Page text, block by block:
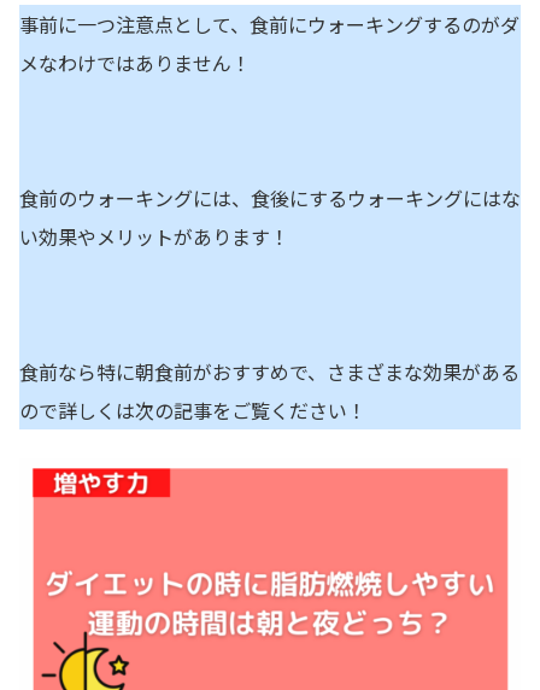
事前に一つ注意点として、食前にウォーキングするのがダ
メなわけではありません！
食前のウォーキングには、食後にするウォーキングにはな
い効果やメリットがあります！
食前なら特に朝食前がおすすめで、さまざまな効果がある
ので詳しくは次の記事をご覧ください！